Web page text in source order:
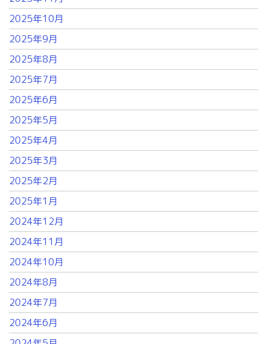
2025年10月
2025年9月
2025年8月
2025年7月
2025年6月
2025年5月
2025年4月
2025年3月
2025年2月
2025年1月
2024年12月
2024年11月
2024年10月
2024年8月
2024年7月
2024年6月